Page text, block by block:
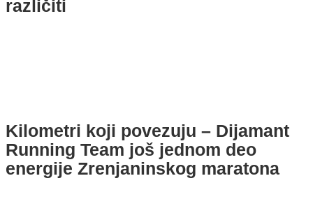
različiti
Kilometri koji povezuju – Dijamant
Running Team još jednom deo
energije Zrenjaninskog maratona